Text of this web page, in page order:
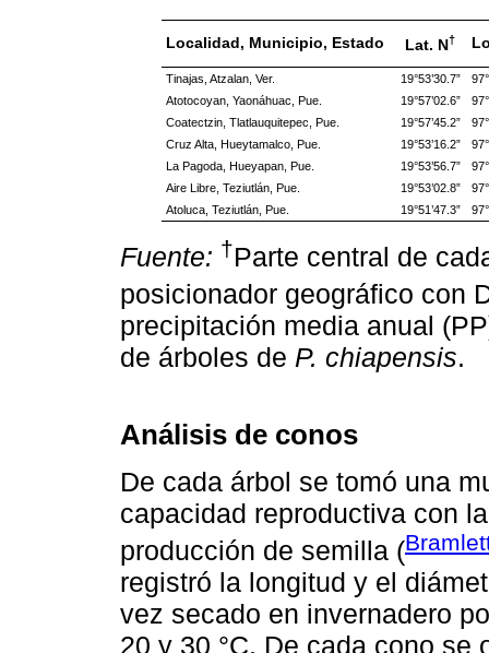
Localidad, Municipio, Estado Lat. N†
Tinajas, Atzalan, Ver. 19°53’30.7”
Atotocoyan, Yaonáhuac, Pue.
19°57’02.6”
Coatectzin, Tlatlauquitepec, Pue.
19°57’45.2”
Cruz Alta, Hueytamalco, Pue.
19°53’16.2”
La Pagoda, Hueyapan, Pue.
19°53’56.7”
Aire Libre, Teziutlán, Pue.
19°53’02.8”
Atoluca, Teziutlán, Pue.
19°51’47.3”
Fuente: †Parte central de
posicionador geográfico con
precipitación media anual
de árboles de P. chiapensis.
Análisis de conos
De cada árbol se tomó una
capacidad reproductiva con
producción de semilla (
registró la longitud y el
vez secado en invernadero
20 y 30 °C. De cada cono